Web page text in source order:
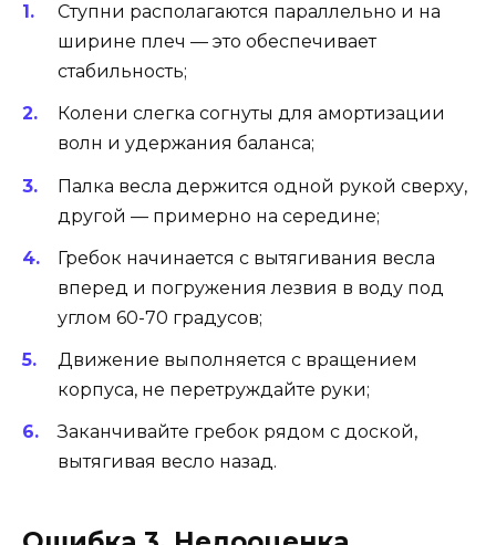
Ступни располагаются параллельно и на
ширине плеч — это обеспечивает
стабильность;
Колени слегка согнуты для амортизации
волн и удержания баланса;
Палка весла держится одной рукой сверху,
другой — примерно на середине;
Гребок начинается с вытягивания весла
вперед и погружения лезвия в воду под
углом 60-70 градусов;
Движение выполняется с вращением
корпуса, не перетруждайте руки;
Заканчивайте гребок рядом с доской,
вытягивая весло назад.